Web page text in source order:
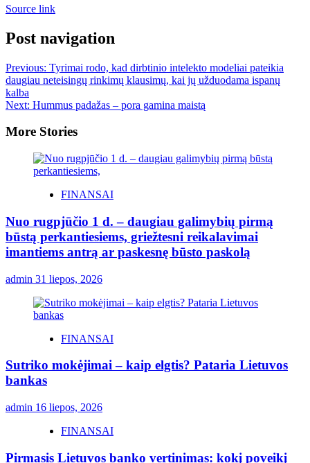
Source link
Post navigation
Previous: Tyrimai rodo, kad dirbtinio intelekto modeliai pateikia
daugiau neteisingų rinkimų klausimų, kai jų užduodama ispanų
kalba
Next: Hummus padažas – pora gamina maistą
More Stories
FINANSAI
Nuo rugpjūčio 1 d. – daugiau galimybių pirmą
būstą perkantiesiems, griežtesni reikalavimai
imantiems antrą ar paskesnę būsto paskolą
admin 31 liepos, 2026
FINANSAI
Sutriko mokėjimai – kaip elgtis? Pataria Lietuvos
bankas
admin 16 liepos, 2026
FINANSAI
Pirmasis Lietuvos banko vertinimas: kokį poveikį